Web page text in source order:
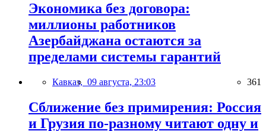
Экономика без договора:
миллионы работников
Азербайджана остаются за
пределами системы гарантий
Кавказ, 09 августа, 23:03 361
Сближение без примирения: Россия
и Грузия по-разному читают одну и